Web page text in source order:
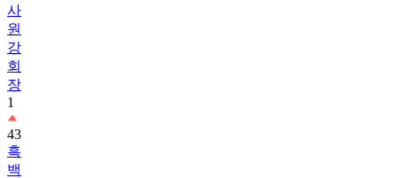
사
원
강
회
장
1
43
흑
백